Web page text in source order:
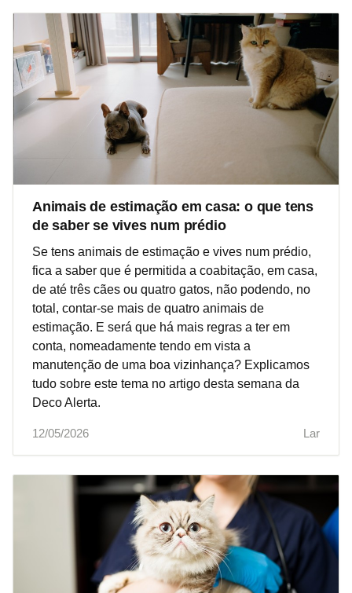
Animais de estimação em casa: o que tens
de saber se vives num prédio
Se tens animais de estimação e vives num prédio,
fica a saber que é permitida a coabitação, em casa,
de até três cães ou quatro gatos, não podendo, no
total, contar-se mais de quatro animais de
estimação. E será que há mais regras a ter em
conta, nomeadamente tendo em vista a
manutenção de uma boa vizinhança? Explicamos
tudo sobre este tema no artigo desta semana da
Deco Alerta.
12/05/2026 Lar